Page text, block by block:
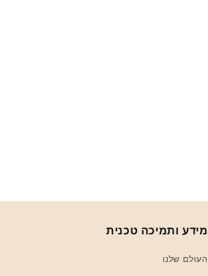
מידע ותמיכה טכנית
העולם שלנו